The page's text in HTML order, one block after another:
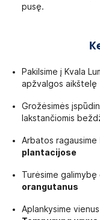
pusę.
Pakilsime į Kvala
apžvalgos aikštelę
Grožėsimės
lakstančiomis
Arbatos ragausime
plantacijose
Turėsime
orangutanus
Aplankysime